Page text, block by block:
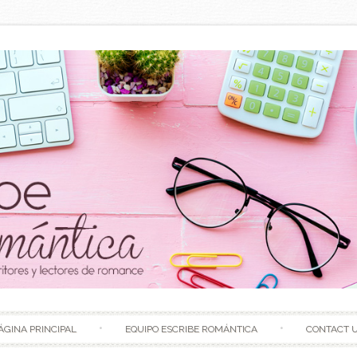
PRINCIPAL EQUIPO ESCRIBE ROMÁNTICA CONTACT